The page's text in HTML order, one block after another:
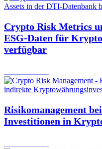
Crypto Risk Metrics
ESG-Daten für
verfügbar
Risikomanagement
Investitionen in